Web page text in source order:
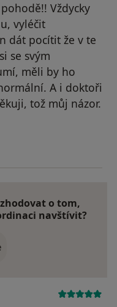
Vždycky
vyléčit
dát pocítit že v te
se svým
měli by ho
A i doktoři
tož můj názor.
účet byl odstraněn
o tom,
navštívit?